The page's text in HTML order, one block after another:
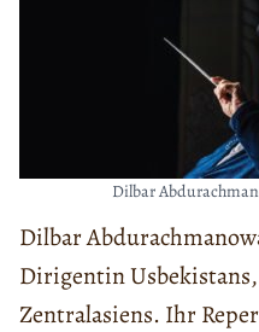
Dilbar
Dilbar
Dirigentin
Zentralasiens. Ihr